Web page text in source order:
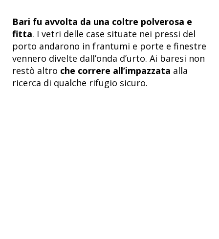
Bari fu avvolta da una coltre polverosa e
fitta. I vetri delle case situate nei pressi del
porto andarono in frantumi e porte e finestre
vennero divelte dall’onda d’urto. Ai baresi non
restò altro che correre all’impazzata alla
ricerca di qualche rifugio sicuro.